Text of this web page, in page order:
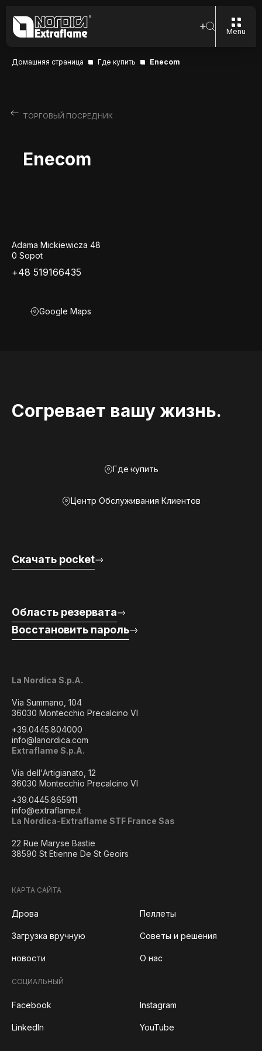
Menu
Домашняя страница Где купить Enecom
ТОРГОВЫЙ ПОСРЕДНИК
Enecom
Adama Mickiewicza 48
0 Sopot
+48 519166435
Google Maps
Согревает вашу жизнь.
Где купить
Центр Обслуживания Клиентов
La Nordica S.p.A.
Via Summano, 104
36030 Montecchio Precalcino VI
+39.0445.804000
info@lanordica.com
Extraflame S.p.A.
Via dell'Artigianato, 12
36030 Montecchio Precalcino VI
+39.0445.865911
info@extraflame.it
La Nordica-Extraflame STF France Sas
22 Rue Maryse Bastie
38590 St Etienne De St Geoirs
Скачать pocket
Область резервата
Восстановить пароль
КАРТА САЙТА
Дрова Пеллеты
Загрузка вручную Советы и решения
новости О нас
СОЦИАЛЬНЫЙ
Facebook Instagram
LinkedIn YouTube